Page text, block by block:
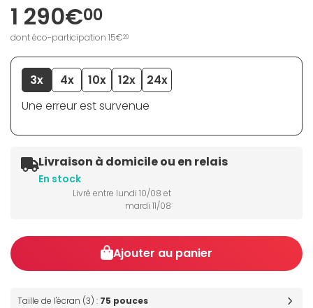
1 290€00
dont éco-participation 15€20
3x 4x 10x 12x
24x
Une erreur est survenue
Livraison à domicile ou en relais
En stock
Livré entre lundi 10/08 et
mardi 11/08
Ajouter au panier
Taille de l'écran (3) : 75 pouces